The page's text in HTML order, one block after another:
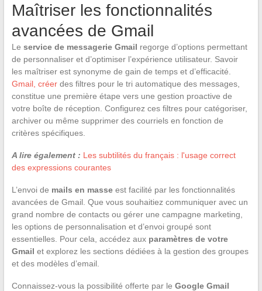
Maîtriser les fonctionnalités
avancées de Gmail
Le service de messagerie Gmail regorge d’options permettant
de personnaliser et d’optimiser l’expérience utilisateur. Savoir
les maîtriser est synonyme de gain de temps et d’efficacité.
Gmail, créerdes filtres pour le tri automatique des messages,
constitue une première étape vers une gestion proactive de
votre boîte de réception. Configurez ces filtres pour catégoriser,
archiver ou même supprimer des courriels en fonction de
critères spécifiques.
A lire également : Les subtilités du français : l'usage correct
des expressions courantes
L’envoi de mails en masseest facilité par les fonctionnalités
avancées de Gmail. Que vous souhaitiez communiquer avec un
grand nombre de contacts ou gérer une campagne marketing,
les options de personnalisation et d’envoi groupé sont
essentielles. Pour cela, accédez aux paramètres de votre
Gmail et explorez les sections dédiées à la gestion des groupes
et des modèles d’email.
Connaissez-vous la possibilité offerte par le Google Gmail